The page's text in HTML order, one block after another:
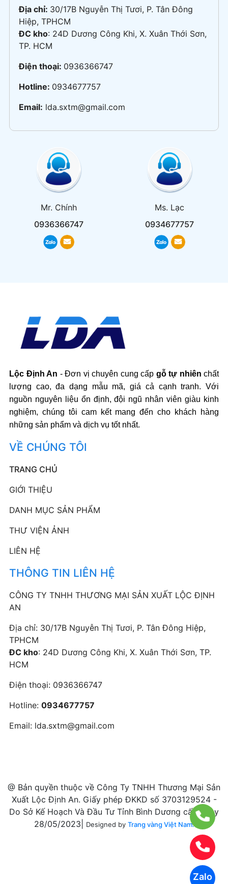
Zalo
Địa chỉ: 30/17B Nguyễn Thị Tươi, P. Tân Đông
Hiệp, TPHCM
ĐC kho: 24D Dương Công Khi, X. Xuân Thới Sơn,
TP. HCM
Điện thoại: 0936366747
Hotline: 0934677757
Email: lda.sxtm@gmail.com
Mr. Chính
0936366747
Ms. Lạc
0934677757
Lộc Định An - Đơn vị chuyên cung cấp gỗ tự nhiên chất
lượng cao, đa dạng mẫu mã, giá cả cạnh tranh. Với
nguồn nguyên liệu ổn định, đội ngũ nhân viên giàu kinh
nghiệm, chúng tôi cam kết mang đến cho khách hàng
những sản phẩm và dịch vụ tốt nhất.
VỀ CHÚNG TÔI
TRANG CHỦ
GIỚI THIỆU
DANH MỤC SẢN PHẨM
THƯ VIỆN ẢNH
LIÊN HỆ
THÔNG TIN LIÊN HỆ
CÔNG TY TNHH THƯƠNG MẠI SẢN XUẤT LỘC ĐỊNH
AN
Địa chỉ: 30/17B Nguyễn Thị Tươi, P. Tân Đông Hiệp,
TPHCM
ĐC kho: 24D Dương Công Khi, X. Xuân Thới Sơn, TP.
HCM
Điện thoại: 0936366747
Hotline: 0934677757
Email: lda.sxtm@gmail.com
@ Bản quyền thuộc về Công Ty TNHH Thương Mại Sản
Xuất Lộc Định An. Giấy phép ĐKKD số 3703129524 -
Do Sở Kế Hoạch Và Đầu Tư Tỉnh Bình Dương cấp ngày
28/05/2023|
Designed by Trang vàng Việt Nam.